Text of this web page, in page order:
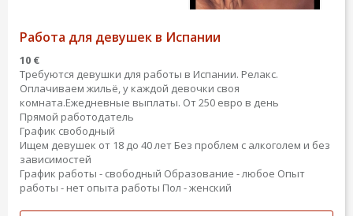
Работа для девушек в Испании
10 €
Требуются девушки для работы в Испании. Релакс.
Оплачиваем жильё, у каждой девочки своя
комната.Ежедневные выплаты. От 250 евро в день
Прямой работодатель
График свободный
Ищем девушек от 18 до 40 лет Без проблем с алкоголем и без
зависимостей
График работы - свободный Образование - любое Опыт
работы - нет опыта работы Пол - женский